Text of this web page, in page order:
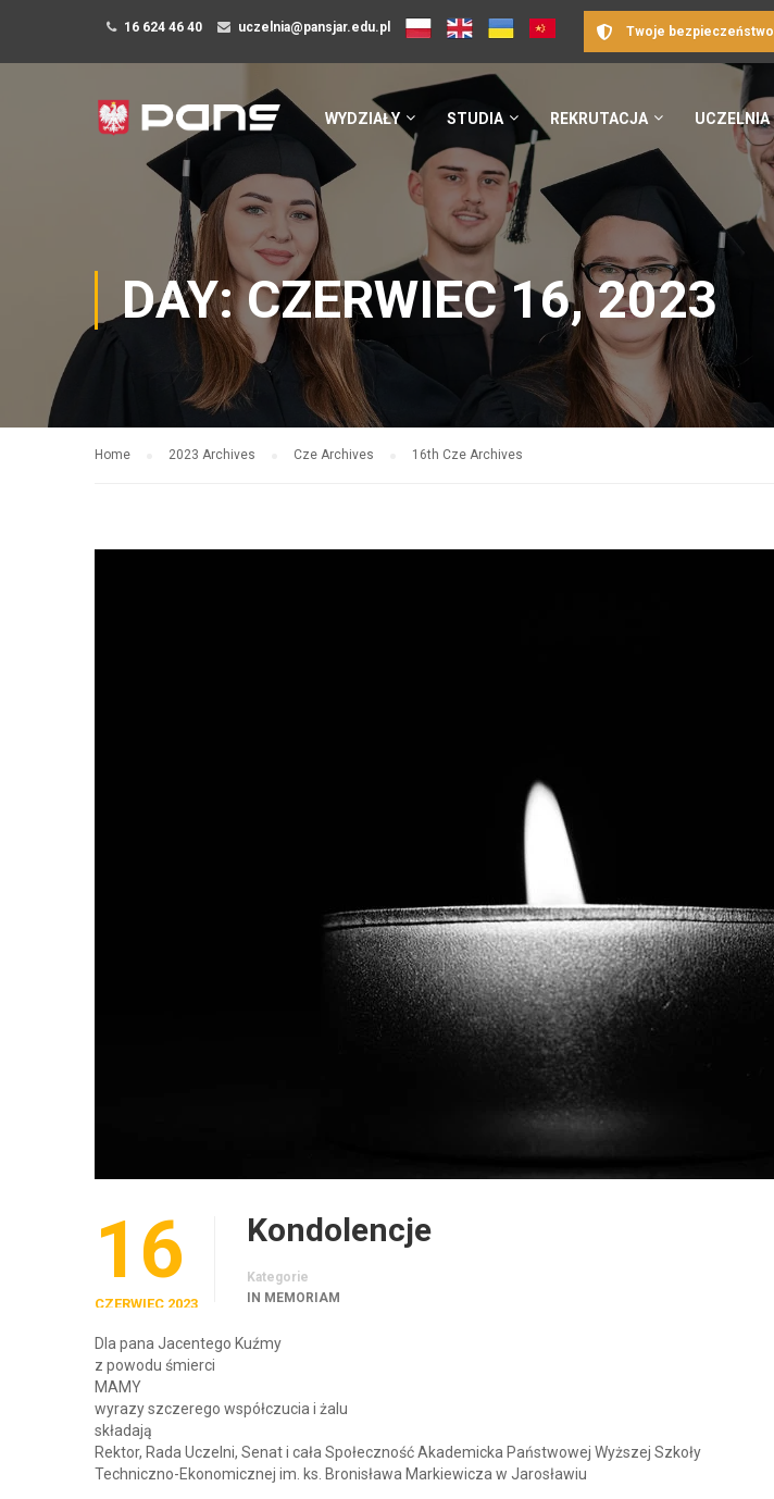
16 624 46 40 uczelnia@pansjar.edu.pl Twoje bezpieczeństwo
WYDZIAŁY STUDIA REKRUTACJA UCZELNIA
DAY: CZERWIEC 16, 2023
Home 2023 Archives Cze Archives 16th Cze Archives
16
CZERWIEC 2023
Kondolencje
Kategorie
IN MEMORIAM
Dla pana Jacentego Kuźmy
z powodu śmierci
MAMY
wyrazy szczerego współczucia i żalu
składają
Rektor, Rada Uczelni, Senat i cała Społeczność Akademicka Państwowej Wyższej Szkoły
Techniczno-Ekonomicznej im. ks. Bronisława Markiewicza w Jarosławiu